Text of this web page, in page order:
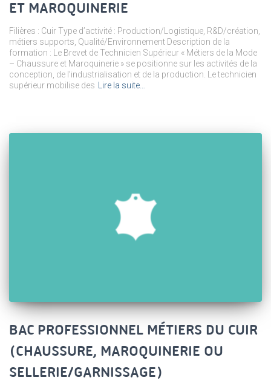
ET MAROQUINERIE
Filières : Cuir Type d’activité : Production/Logistique, R&D/création,
métiers supports, Qualité/Environnement Description de la
formation : Le Brevet de Technicien Supérieur « Métiers de la Mode
– Chaussure et Maroquinerie » se positionne sur les activités de la
conception, de l’industrialisation et de la production. Le technicien
supérieur mobilise des
Lire la suite…
BAC PROFESSIONNEL MÉTIERS DU CUIR
(CHAUSSURE, MAROQUINERIE OU
SELLERIE/GARNISSAGE)